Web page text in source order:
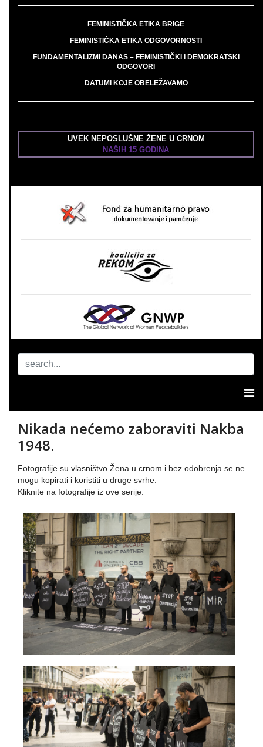
FEMINISTIČKA ETIKA BRIGE
FEMINISTIČKA ETIKA ODGOVORNOSTI
FUNDAMENTALIZMI DANAS – FEMINISTIČKI I DEMOKRATSKI
ODGOVORI
DATUMI KOJE OBELEŽAVAMO
UVEK NEPOSLUŠNE ŽENE U CRNOM
NAŠIH 15 GODINA
Nikada nećemo zaboraviti Nakba
1948.
Fotografije su vlasništvo Žena u crnom i bez odobrenja se ne
mogu kopirati i koristiti u druge svrhe.
Kliknite na fotografije iz ove serije.